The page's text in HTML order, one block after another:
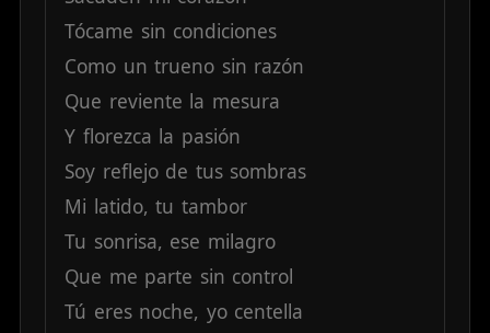
Tócame sin condiciones
Como un trueno sin razón
Que reviente la mesura
Y florezca la pasión
Soy reflejo de tus sombras
Mi latido, tu tambor
Tu sonrisa, ese milagro
Que me parte sin control
Tú eres noche, yo centella